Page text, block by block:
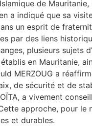
de
a indiqué que sa
un esprit de
par des liens
plusieurs
en Mauritanie,
MERZOUG a
de sécurité et de
a vivement
approche, pour
et durables.